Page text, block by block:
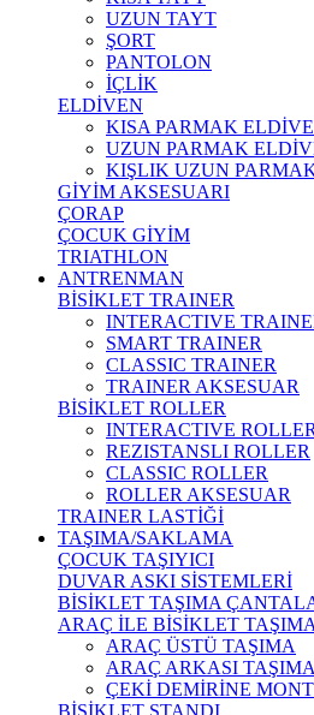
UZUN TAYT
ŞORT
PANTOLON
İÇLİK
ELDİVEN
KISA PARMAK
UZUN PARMAK
KIŞLIK UZUN
GİYİM AKSESUARI
ÇORAP
ÇOCUK GİYİM
TRIATHLON
ANTRENMAN
BİSİKLET TRAINER
INTERACTIVE
SMART TRAINER
CLASSIC TRAINER
TRAINER AKSESUAR
BİSİKLET ROLLER
INTERACTIVE ROLLER
REZISTANSLI ROLLER
CLASSIC ROLLER
ROLLER AKSESUAR
TRAINER LASTİĞİ
TAŞIMA/SAKLAMA
ÇOCUK TAŞIYICI
DUVAR ASKI SİSTEMLERİ
BİSİKLET TAŞIMA
ARAÇ İLE BİSİKLET TAŞIMA
ARAÇ ÜSTÜ TAŞIMA
ARAÇ ARKASI TAŞIMA
ÇEKİ DEMİRİNE
BİSİKLET STANDI